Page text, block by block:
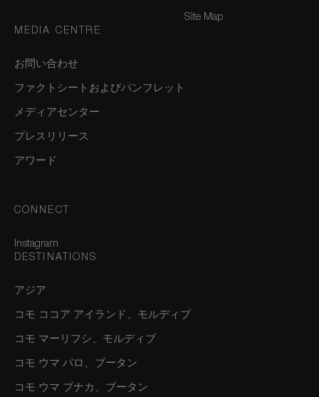
Site Map
MEDIA CENTRE
お問い合わせ
ファクトシートおよびパンフレット
メディアセンター
プレスリリース
アワード
CONNECT
Instagram
DESTINATIONS
アジア
コモ ココア アイランド、モルディブ
コモ マーリフシ、モルディブ
コモ ウマ パロ、ブータン
コモ ウマ プナカ、ブータン